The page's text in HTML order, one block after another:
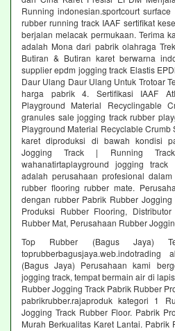
Running indonesian.sportcourt
rubber running track IAAF sertifikat
berjalan melacak permukaan. Terima
adalah Mona dari pabrik olahraga
Butiran & Butiran karet berwarna
supplier epdm jogging track Elastis
Daur Ulang Daur Ulang Untuk Trotoar
harga pabrik 4. Sertifikasi IAAF
Playground Material Recyclingable
granules sale jogging track rubber
Playground Material Recyclable Crumb
karet diproduksi di bawah kondisi
Jogging Track | Running Track
wahanatirtaplayground jogging
adalah perusahaan profesional
rubber flooring rubber mate.
dengan rubber Pabrik Rubber Jogging
Produksi Rubber Flooring,
Rubber Mat, Perusahaan Rubber
Top Rubber (Bagus Jaya)
(Bagus Jaya) Perusahaan kami
jogging track, tempat bermain air di
Rubber Jogging Track Pabrik Rubber
pabrikrubber.rajaproduk kategori 1
Jogging Track Rubber Floor. Pabrik
Murah Berkualitas Karet Lantai. Pabrik